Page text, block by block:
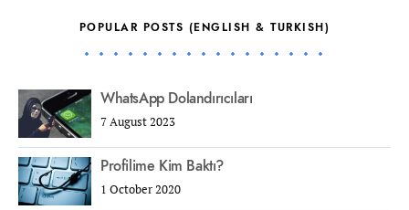
POPULAR POSTS (ENGLISH & TURKISH)
WhatsApp Dolandırıcıları
7 August 2023
Profilime Kim Baktı?
1 October 2020